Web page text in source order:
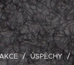
ÚSPĚCHY